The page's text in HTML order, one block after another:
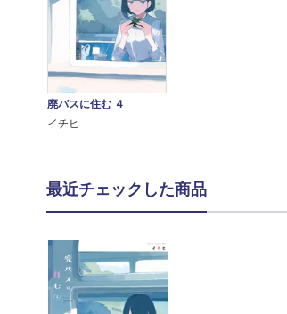
廃バスに住む ４
イチヒ
最近チェックした商品